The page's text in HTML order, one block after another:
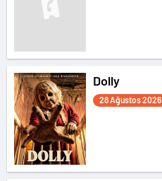
Dolly
28 Ağustos 2026